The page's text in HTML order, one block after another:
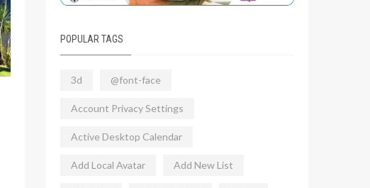
POPULAR TAGS
3d @font-face
Account Privacy Settings
Active Desktop Calendar
Add Local Avatar Add New List